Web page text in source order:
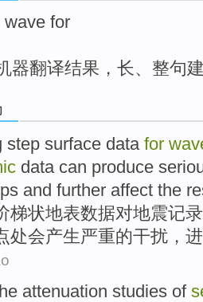
for
器翻译结果，长、整句
step surface data for
data can produce
and further affect the
梯状地表数据对地震记
处会产生严重的干扰 ，
attenuation studies of